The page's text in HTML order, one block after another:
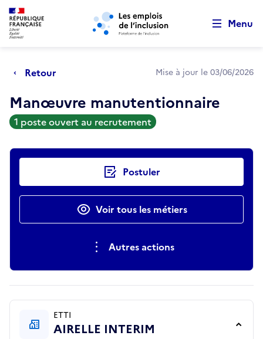
Aller au menu principal Aller au contenu principal
Menu
Retour Mise à jour le 03/06/2026
Manœuvre manutentionnaire
1 poste ouvert au recrutement
Actions rapides Postuler
Voir tous les métiers
Autres actions
ETTI
AIRELLE INTERIM
Retour au début de la page
Panneau de gestion des cookies